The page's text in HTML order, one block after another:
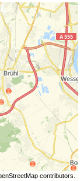
contributors.